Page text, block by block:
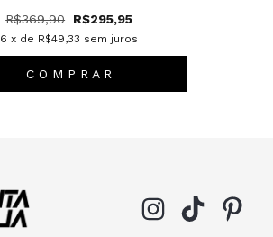
R$369,90 R$295,95
6 x de R$49,33 sem juros
C O M P R A R